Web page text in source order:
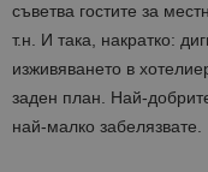
съветва гостите за
т.н. И така, накратко:
изживяването в
заден план. Най-
най-малко забелязвате.